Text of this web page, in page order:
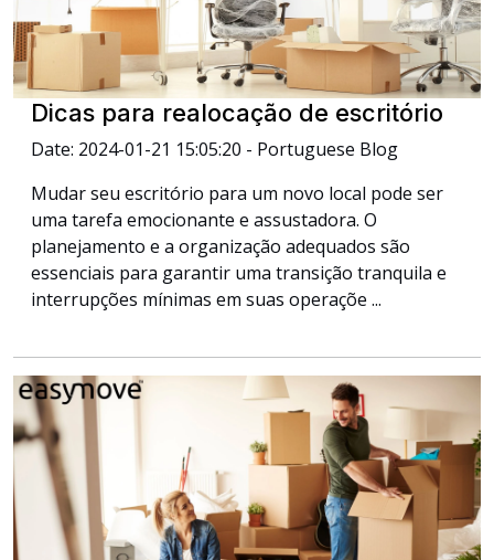
Dicas para realocação de escritório
Date: 2024-01-21 15:05:20 - Portuguese Blog
Mudar seu escritório para um novo local pode ser
uma tarefa emocionante e assustadora. O
planejamento e a organização adequados são
essenciais para garantir uma transição tranquila e
interrupções mínimas em suas operaçõe ...